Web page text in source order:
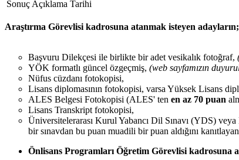
Sonuç Açıklama Tarihi
Araştırma Görevlisi kadrosuna atanmak isteyen adayların;
Başvuru Dilekçesi ile birlikte bir adet vesikalık fotoğraf,
YÖK formatlı güncel özgeçmiş, (web sayfamızın
Nüfus cüzdanı fotokopisi,
Lisans diplomasının fotokopisi, varsa Yüksek Lisans
ALES Belgesi Fotokopisi (ALES' ten en az 70 puan
Lisans Transkript fotokopisi,
Üniversitelerarası Kurul Yabancı Dil Sınavı (YDS)
bir sınavdan bu puan muadili bir puan aldığını
Önlisans Programları Öğretim Görevlisi kadrosuna